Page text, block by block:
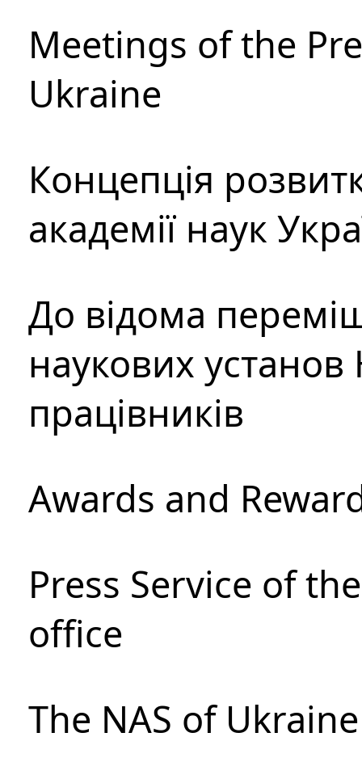
Meetings of the
Ukraine
Концепція
академії наук
До відома
наукових установ
працівників
Awards and
Press Service of
office
The NAS of